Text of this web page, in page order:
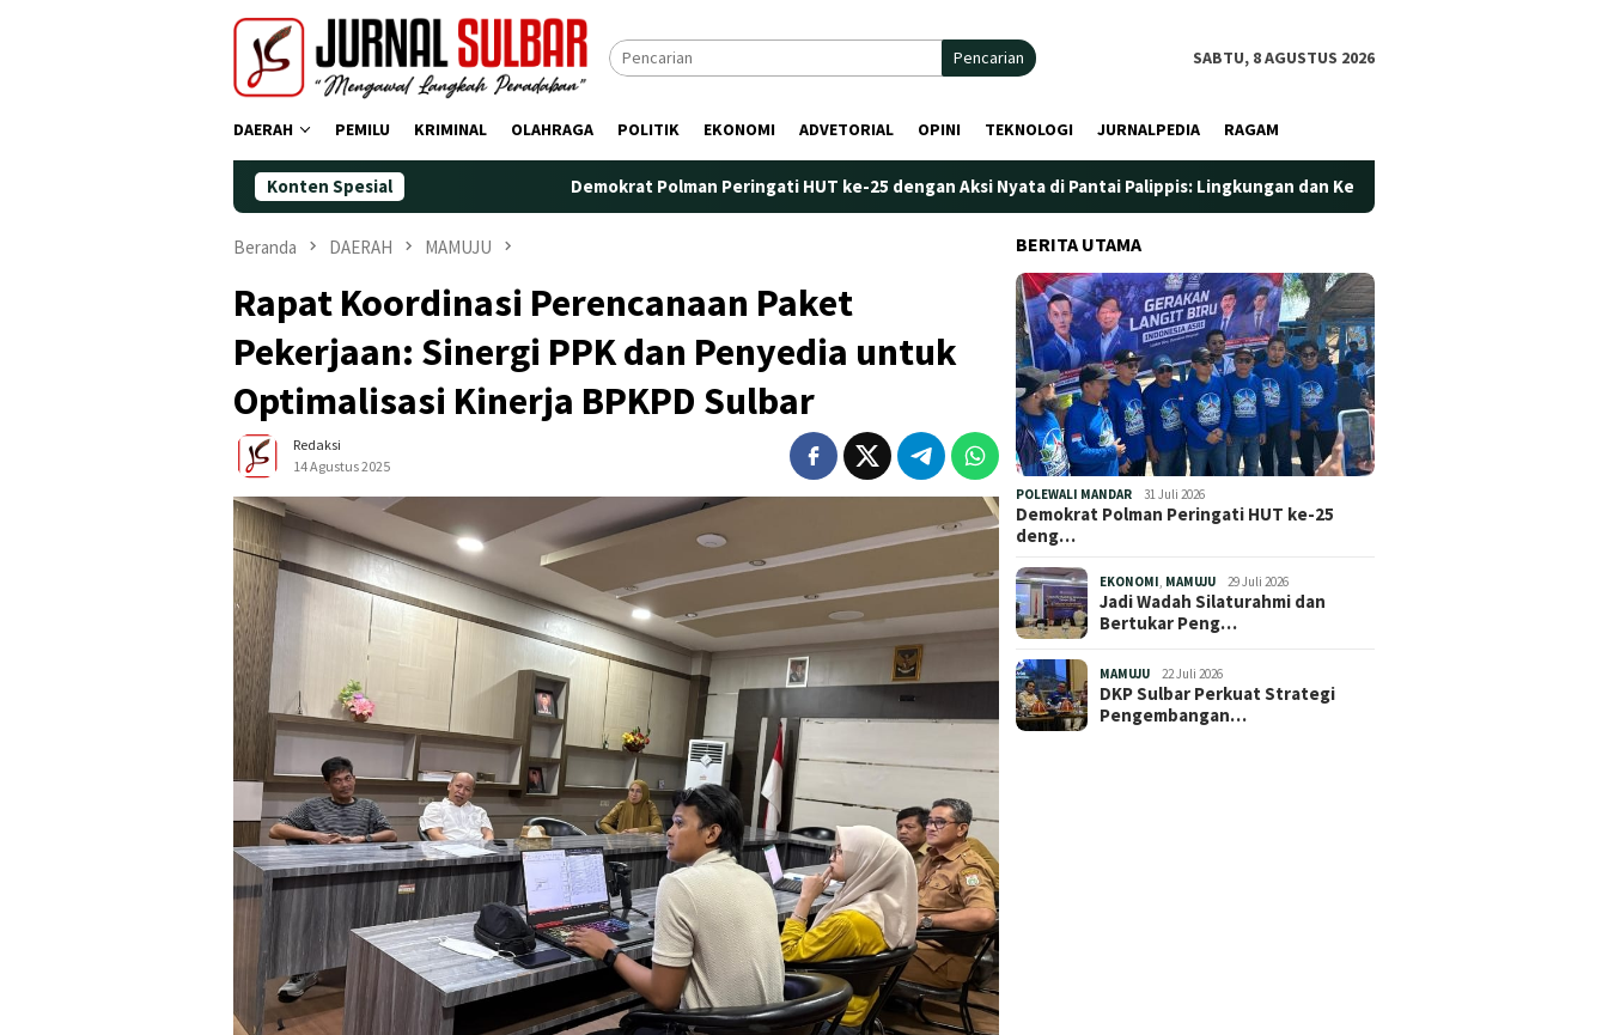
Pencarian SABTU, 8 AGUSTUS 2026
DAERAH PEMILU KRIMINAL OLAHRAGA POLITIK EKONOMI ADVETORIAL OPINI TEKNOLOGI JURNALPEDIA RAGAM
Konten Spesial Demokrat Polman Peringati HUT ke-25 dengan Aksi Nyata di Pantai Palippis: Lingkungan dan Kesehatan Jadi Prioritas
Beranda DAERAH MAMUJU
Rapat Koordinasi Perencanaan Paket
Pekerjaan: Sinergi PPK dan Penyedia untuk
Optimalisasi Kinerja BPKPD Sulbar
Redaksi
14 Agustus 2025
BERITA UTAMA
POLEWALI MANDAR 31 Juli 2026
Demokrat Polman Peringati HUT ke-25
deng…
EKONOMI MAMUJU 29 Juli 2026
Jadi Wadah Silaturahmi dan
Bertukar Peng…
MAMUJU 22 Juli 2026
DKP Sulbar Perkuat Strategi
Pengembangan…